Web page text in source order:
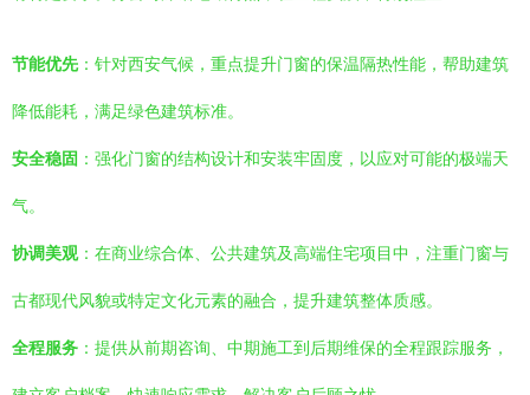
节能优先：针对西安气候，重点提升门窗的保温隔热性能，帮助建筑
降低能耗，满足绿色建筑标准。
安全稳固 ：强化门窗的结构设计和安装牢固度，以应对可能的极端天
气。
协调美观：在商业综合体、公共建筑及高端住宅项目中，注重门窗与
古都现代风貌或特定文化元素的融合，提升建筑整体质感。
全程服务 ：提供从前期咨询、中期施工到后期维保的全程跟踪服务，